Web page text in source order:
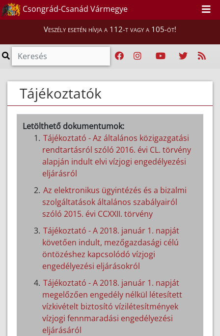
Csongrád-Csanád Vármegye
Veszély esetén hívja a 112-t vagy a 105-öt!
Tájékoztatók
Letölthető dokumentumok:
Tájékoztató - Az általános közigazgatási
rendtartásról szóló 2016. évi CL. törvény
alapján indult elvi vízjogi engedélyezési
eljárásról
Az elektronikus ügyintézés és a bizalmi
szolgáltatások általános szabályairól
szóló 2015. évi CCXXII. törvény
Tájékoztató - A 2018. január 1. napját
követően indult, mezőgazdasági célú
öntözéshez kapcsolódó vízjogi
engedélyezési eljárásokról
Tájékoztató - A 2018. január 1. napját
megelőzően engedély nélkül létesített
vízkivételt biztosító vízilétesítmények
vízjogi fennmaradási engedélyezési
eljárásáról